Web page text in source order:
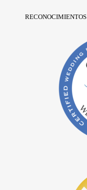
RECONOCIMIENTOS